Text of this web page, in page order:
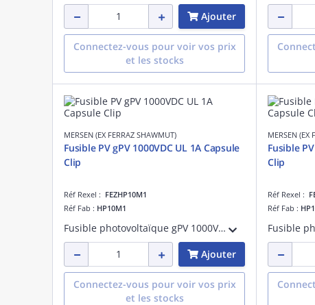
Ajouter
Connectez-vous pour voir vos prix
et les stocks
MERSEN (EX FERRAZ SHAWMUT)
Fusible PV gPV 1000VDC UL 1A Capsule
Clip
Réf Rexel : FEZHP10M1
Réf Fab : HP10M1
Fusible photovoltaïque gPV 1000VDC UL 1A Avec Capsule Pour Clip
Ajouter
Connectez-vous pour voir vos prix
et les stocks
MERSEN (EX
Fusible
Clip
Réf Rexel :
Réf Fab :